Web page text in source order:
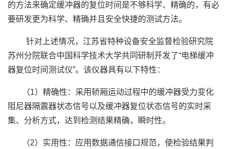
的方法来确定缓冲器的复位时间是不够科学、精确的，有必
要研发更为科学、精确并且安全快捷的测试方法。
针对上述情况，江苏省特种设备安全监督检验研究院
苏州分院联合中国科学技术大学共同研制开发了“电梯缓冲
器复位时间测试仪”。该仪器具有以下特性：
（1）精确性：采用轿厢运动过程中的缓冲器受力变化
阻尼器隔震器状态信号以及缓冲器复位状态信号的实时采
集、分析方式，达到检测结果精确，瞬时性。
（2）实用性：应用数据通信接口规范，使检验结果判